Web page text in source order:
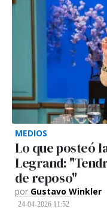
MEDIOS
Lo que posteó
Legrand:
de reposo"
por Gustavo Winkler
24-04-2026 11:52